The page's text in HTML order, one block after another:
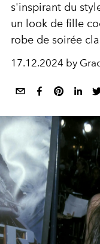
s'inspirant du
un look de fille
robe de soirée
17.12.2024 by